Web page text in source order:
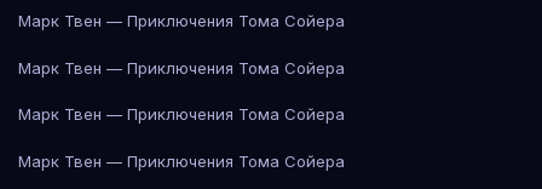
Марк Твен — Приключения Тома Сойера
Марк Твен — Приключения Тома Сойера
Марк Твен — Приключения Тома Сойера
Марк Твен — Приключения Тома Сойера